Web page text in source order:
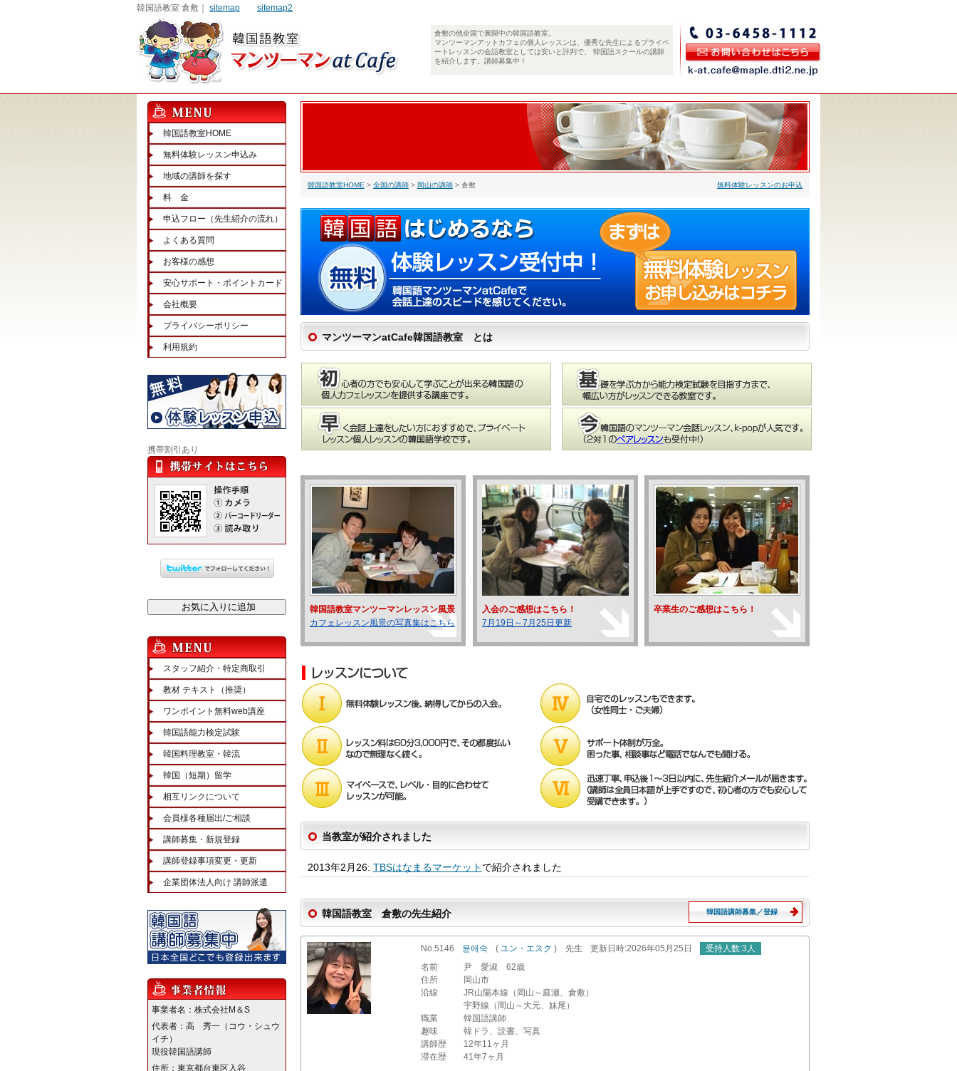
韓国語教室 倉敷｜ sitemap sitemap2
倉敷の他全国で展開中の韓国語教室。
マンツーマンアットカフェの個人レッスンは、優秀な先生によるプライベ
ートレッスンの会話教室としては安いと評判で、 韓国語スクールの講師
を紹介します。講師募集中！
韓国語教室HOME > 全国の講師 > 岡山の講師 > 倉敷 無料体験レッスンのお申込
マンツーマンatCafe韓国語教室 とは
韓国語教室マンツーマンレッスン風景
カフェレッスン風景の写真集はこちら
入会のご感想はこちら！
7月19日～7月25日更新
卒業生のご感想はこちら！
当教室が紹介されました
2013年2月26: TBSはなまるマーケット で紹介されました
韓国語教室 倉敷の先生紹介 韓国語講師募集／登録
No.5146 윤애숙 ( ユン・エスク ) 先生 更新日時:2026年05月25日 受持人数:3人
名前
尹 愛淑 62歳
住所
岡山市
沿線
JR山陽本線（岡山～庭瀬、倉敷）
宇野線（岡山～大元、妹尾）
職業
韓国語講師
趣味
韓ドラ、読書、写真
講師歴
12年11ヶ月
滞在歴
41年7ヶ月
韓国語教室HOME
無料体験レッスン申込み
地域の講師を探す
料 金
申込フロー（先生紹介の流れ）
よくある質問
お客様の感想
安心サポート・ポイントカード
会社概要
プライバシーポリシー
利用規約
携帯割引あり
スタッフ紹介・特定商取引
教材 テキスト（推奨）
ワンポイント無料web講座
韓国語能力検定試験
韓国料理教室・韓流
韓国（短期）留学
相互リンクについて
会員様各種届出/ご相談
講師募集・新規登録
講師登録事項変更・更新
企業団体法人向け 講師派遣
事業者名：株式会社M＆S
代表者：高 秀一（コウ・シュウ
イチ）
現役韓国語講師
住所：東京都台東区入谷